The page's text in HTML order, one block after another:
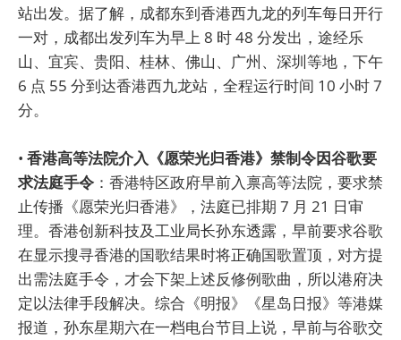
站出发。据了解，成都东到香港西九龙的列车每日开行
一对，成都出发列车为早上 8 时 48 分发出，途经乐
山、宜宾、贵阳、桂林、佛山、广州、深圳等地，下午
6 点 55 分到达香港西九龙站，全程运行时间 10 小时 7
分。
• 香港高等法院介入《愿荣光归香港》禁制令因谷歌要
求法庭手令 ：香港特区政府早前入禀高等法院，要求禁
止传播《愿荣光归香港》，法庭已排期 7 月 21 日审
理。香港创新科技及工业局长孙东透露，早前要求谷歌
在显示搜寻香港的国歌结果时将正确国歌置顶，对方提
出需法庭手令，才会下架上述反修例歌曲，所以港府决
定以法律手段解决。综合《明报》《星岛日报》等港媒
报道，孙东星期六在一档电台节目上说，早前与谷歌交